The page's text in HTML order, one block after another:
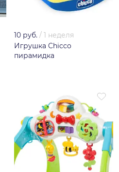
10 руб. / 1 неделя
Игрушка Chicco
пирамидка